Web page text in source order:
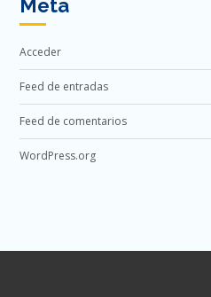
Meta
Acceder
Feed de entradas
Feed de comentarios
WordPress.org